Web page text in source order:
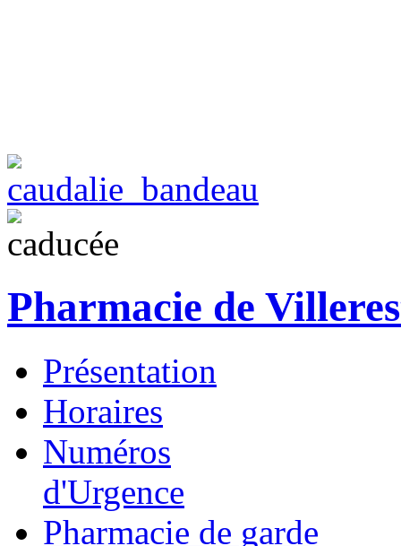
Pharmacie de
Présentation
Horaires
Numéros
d'Urgence
Pharmacie de garde